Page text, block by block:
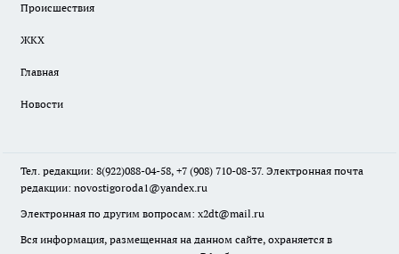
Происшествия
ЖКХ
Главная
Новости
Тел. редакции: 8(922)088-04-58, +7 (908) 710-08-37. Электронная почта
редакции: novostigoroda1@yandex.ru
Электронная по другим вопросам: x2dt@mail.ru
Вся информация, размещенная на данном сайте, охраняется в